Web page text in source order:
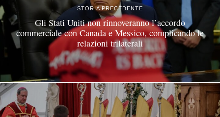
STORIA PRECEDENTE
Gli Stati Uniti non rinnoveranno l’accordo
commerciale con Canada e Messico, complicando le
relazioni trilaterali